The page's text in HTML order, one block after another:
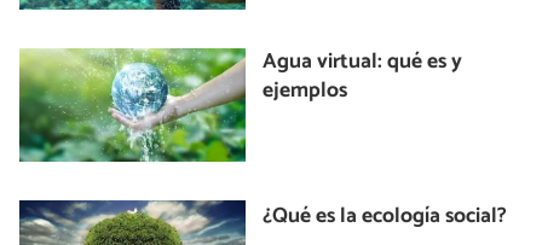
Agua virtual: qué es y
ejemplos
¿Qué es la ecología social?